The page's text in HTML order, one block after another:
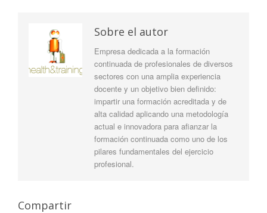
Sobre el autor
Empresa dedicada a la formación
continuada de profesionales de diversos
sectores con una amplia experiencia
docente y un objetivo bien definido:
impartir una formación acreditada y de
alta calidad aplicando una metodología
actual e innovadora para afianzar la
formación continuada como uno de los
pilares fundamentales del ejercicio
profesional.
Compartir